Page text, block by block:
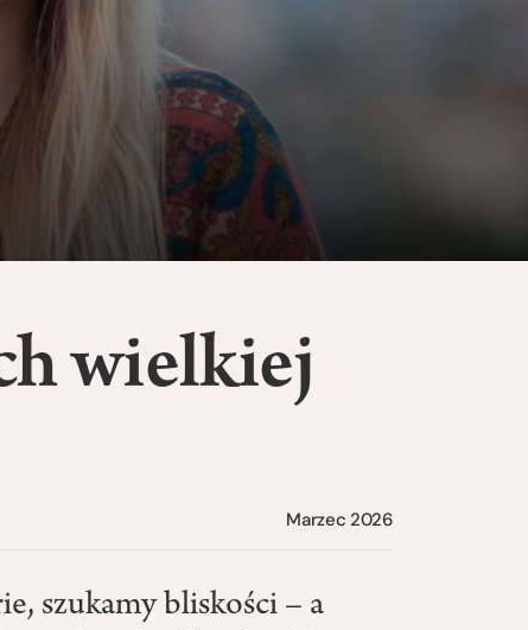
wielkiej
Marzec 2026
szukamy bliskości – a